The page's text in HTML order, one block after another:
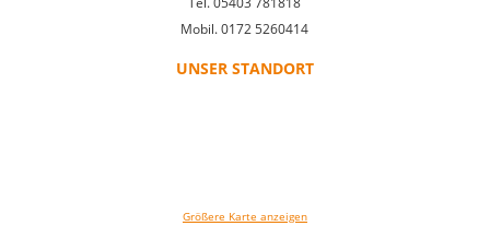
Mobil. 0172 5260414
UNSER STANDORT
Größere Karte anzeigen